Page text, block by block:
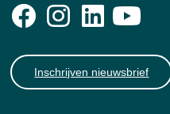
Inschrijven nieuwsbrief